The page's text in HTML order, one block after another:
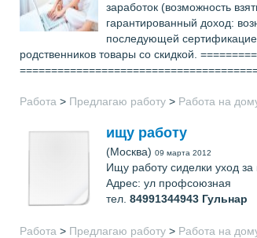
заработок (возможность
гарантированный доход:
последующей
родственников товары со скидкой.
Работа > Предлагаю работу > Работа на
ищу работу
(Москва) 09 марта 2012
Ищу работу сиделки уход
Адрес: ул профсоюзная
тел. 84991344943 Гульнар
Работа > Предлагаю работу > Работа на